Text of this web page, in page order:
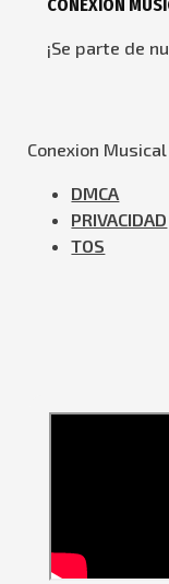
CONEXION
¡Se parte de
Conexion
DMCA
PRIVACIDAD
TOS